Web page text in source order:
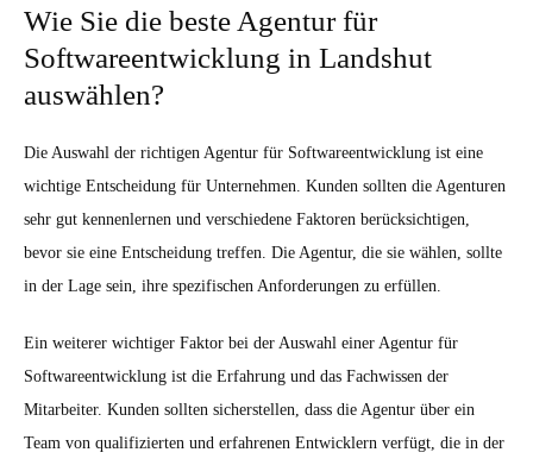
Wie Sie die beste Agentur für
Softwareentwicklung in Landshut
auswählen?
Die Auswahl der richtigen Agentur für Softwareentwicklung ist eine
wichtige Entscheidung für Unternehmen. Kunden sollten die Agenturen
sehr gut kennenlernen und verschiedene Faktoren berücksichtigen,
bevor sie eine Entscheidung treffen. Die Agentur, die sie wählen, sollte
in der Lage sein, ihre spezifischen Anforderungen zu erfüllen.
Ein weiterer wichtiger Faktor bei der Auswahl einer Agentur für
Softwareentwicklung ist die Erfahrung und das Fachwissen der
Mitarbeiter. Kunden sollten sicherstellen, dass die Agentur über ein
Team von qualifizierten und erfahrenen Entwicklern verfügt, die in der